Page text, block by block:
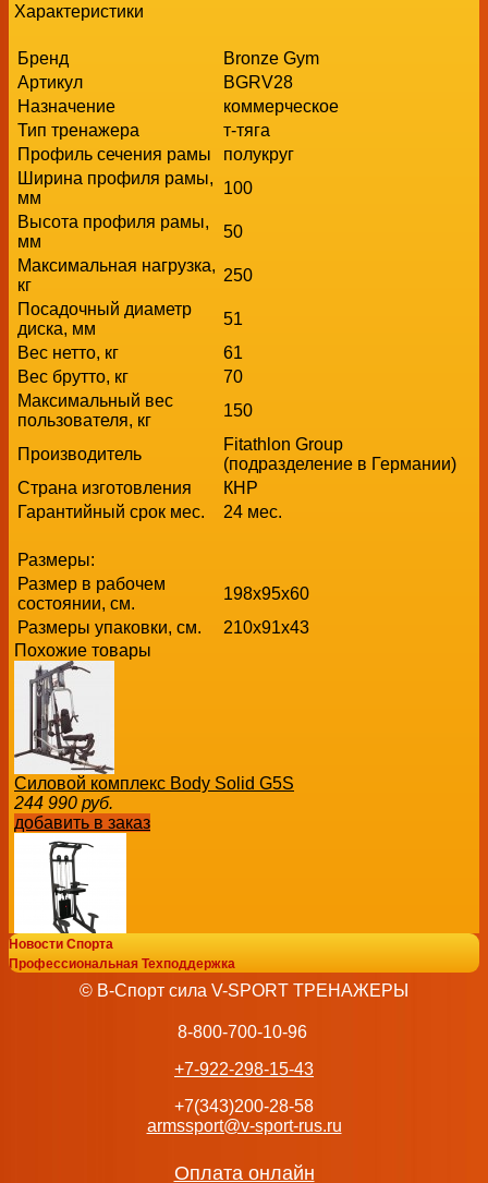
Характеристики
Бренд
Bronze Gym
Артикул
BGRV28
Назначение
коммерческое
Тип тренажера
т-тяга
Профиль сечения рамы
полукруг
Ширина профиля рамы,
мм
100
Высота профиля рамы,
мм
50
Максимальная нагрузка,
кг
250
Посадочный диаметр
диска, мм
51
Вес нетто, кг
61
Вес брутто, кг
70
Максимальный вес
пользователя, кг
150
Производитель
Fitathlon Group
(подразделение в Германии)
Страна изготовления
КНР
Гарантийный срок мес.
24 мес.
Размеры:
Размер в рабочем
состоянии, см.
198х95x60
Размеры упаковки, см.
210х91x43
Похожие товары
Силовой комплекс Body Solid G5S
244 990 руб.
добавить в заказ
Гравитрон профессиональный BRONZE GYM PARTNER
176 572 руб.
добавить в заказ
Турник/брусья/пресс Protrain BPL180 (полностью черный)
Новости Спорта
Профессиональная Техподдержка
© В-Спорт сила V-SPORT ТРЕНАЖЕРЫ
8-800-700-10-96
+7-922-298-15-43
+7(343)200-28-58
armssport@v-sport-rus.ru
Оплата онлайн